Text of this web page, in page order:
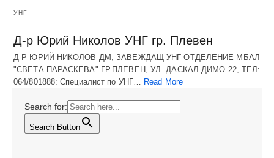
УНГ
Д-р Юрий Николов УНГ гр. Плевен
Д-Р ЮРИЙ НИКОЛОВ ДМ, ЗАВЕЖДАЩ УНГ ОТДЕЛЕНИЕ МБАЛ
"СВЕТА ПАРАСКЕВА" ГР.ПЛЕВЕН, УЛ. ДАСКАЛ ДИМО 22, ТЕЛ:
064/801888: Специалист по УНГ… Read More
Search for:
Search Button